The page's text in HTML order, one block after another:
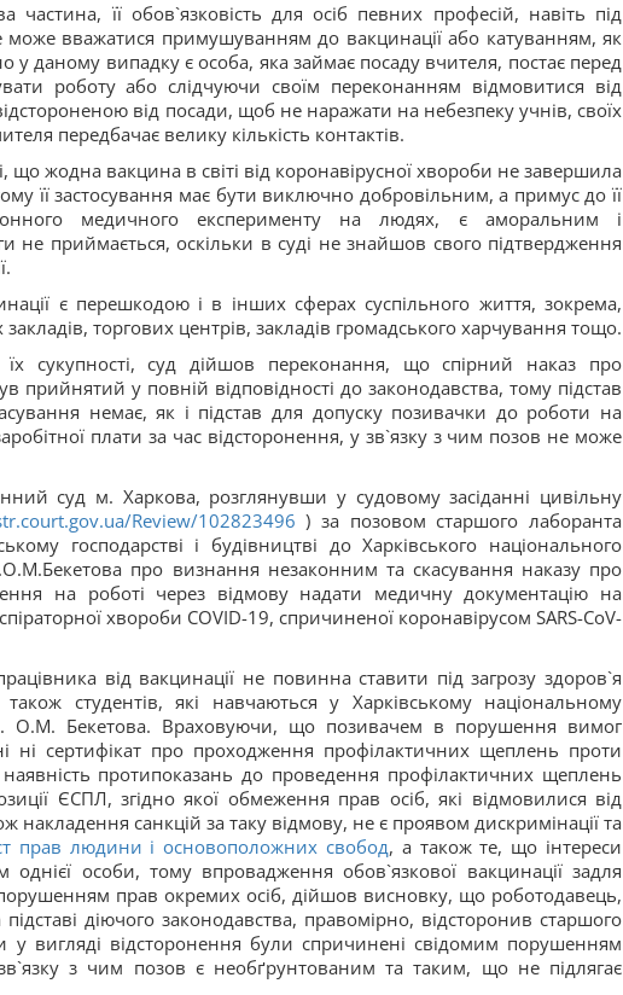
частина, її обов`язковість для осіб певних професій, навіть під
може вважатися примушуванням до вакцинації або катуванням, як
у даному випадку є особа, яка займає посаду вчителя, постає перед
роботу або слідчуючи своїм переконанням відмовитися від
від посади, щоб не наражати на небезпеку учнів, своїх
передбачає велику кількість контактів.
що жодна вакцина в світі від коронавірусної хвороби не завершила
її застосування має бути виключно добровільним, а примус до її
медичного експерименту на людях, є аморальним і
не приймається, оскільки в суді не знайшов свого підтвердження
є перешкодою і в інших сферах суспільного життя, зокрема,
торгових центрів, закладів громадського харчування тощо.
сукупності, суд дійшов переконання, що спірний наказ про
прийнятий у повній відповідності до законодавства, тому підстав
немає, як і підстав для допуску позивачки до роботи на
плати за час відсторонення, у зв`язку з чим позов не може
суд м. Харкова, розглянувши у судовому засіданні цивільну
Review/102823496 ) за позовом старшого лаборанта
господарстві і будівництві до Харківського національного
про визнання незаконним та скасування наказу про
на роботі через відмову надати медичну документацію на
хвороби COVID-19, спричиненої коронавірусом SARS-CoV-
від вакцинації не повинна ставити під загрозу здоров`я
студентів, які навчаються у Харківському національному
ім. О.М. Бекетова. Враховуючи, що позивачем в порушення вимог
ні сертифікат про проходження профілактичних щеплень проти
протипоказань до проведення профілактичних щеплень
ЄСПЛ, згідно якої обмеження прав осіб, які відмовилися від
накладення санкцій за таку відмову, не є проявом дискримінації та
прав людини і основоположних свобод, а також те, що інтереси
однієї особи, тому впровадження обов`язкової вакцинації задля
прав окремих осіб, дійшов висновку, що роботодавець,
підставі діючого законодавства, правомірно, відсторонив старшого
у вигляді відсторонення були спричинені свідомим порушенням
з чим позов є необґрунтованим та таким, що не підлягає